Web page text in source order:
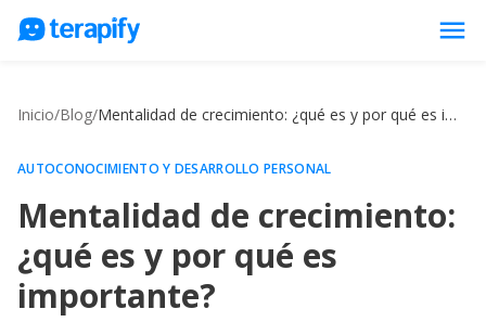
menu
Opiniones
Empresas
Preguntas frecuentes
Blog
Inicio/Blog/ Mentalidad de crecimiento: ¿qué es y por qué es importante?
AUTOCONOCIMIENTO Y DESARROLLO PERSONAL
Mentalidad de crecimiento:
¿qué es y por qué es
importante?